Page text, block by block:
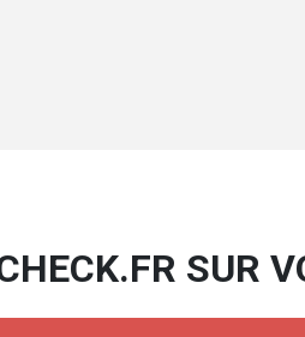
SUR